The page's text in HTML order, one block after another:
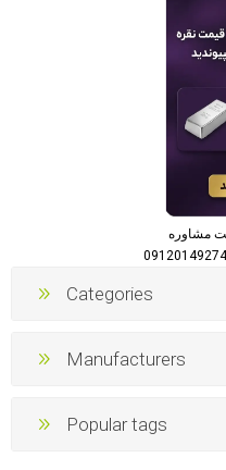
Categories
Manufacturers
Popular tags